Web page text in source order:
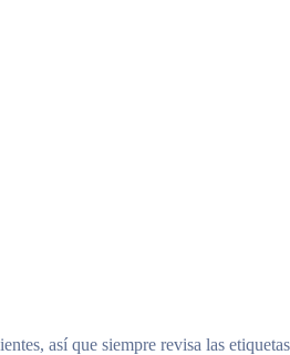
así que siempre revisa las